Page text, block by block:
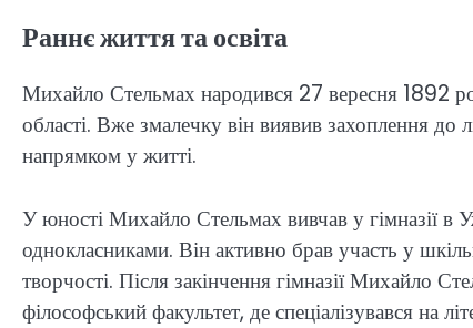
Раннє життя та освіта
Михайло Стельмах народився 27 вересня 1892
області. Вже змалечку він виявив захоплення до
напрямком у житті.
У юності Михайло Стельмах вивчав у гімназії в
однокласниками. Він активно брав участь у
творчості. Після закінчення гімназії Михайло
філософський факультет, де спеціалізувався на